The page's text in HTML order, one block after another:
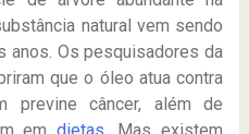
natural vem sendo
anos. Os pesquisadores da
que o óleo atua contra
previne câncer, além de